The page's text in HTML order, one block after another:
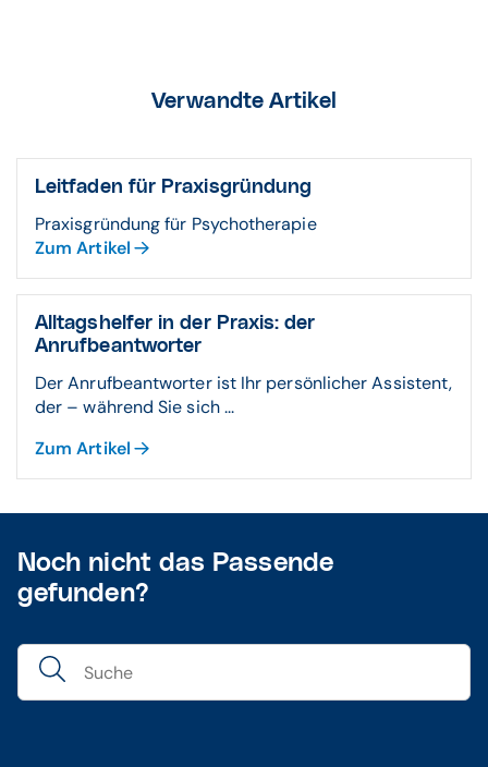
Verwandte Artikel
Leitfaden für Praxisgründung
Praxisgründung für Psychotherapie
Zum Artikel
Alltagshelfer in der Praxis: der
Anrufbeantworter
Der Anrufbeantworter ist Ihr persönlicher Assistent,
der – während Sie sich ...
Zum Artikel
Noch nicht das Passende
gefunden?